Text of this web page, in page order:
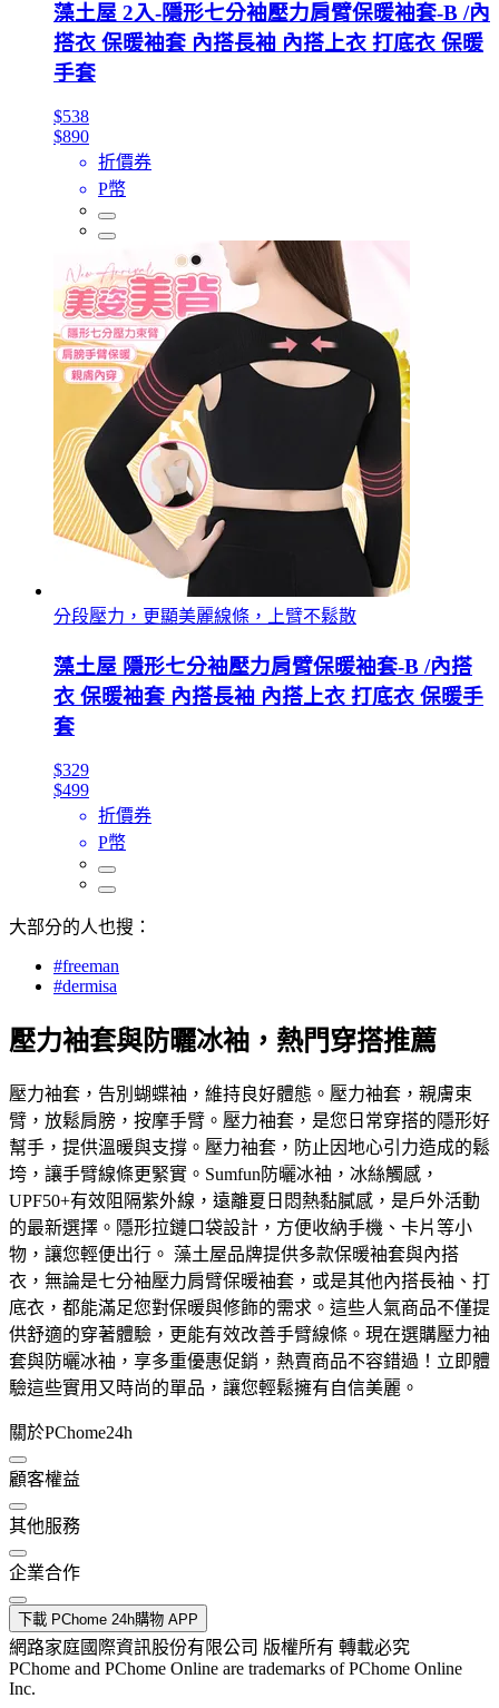
藻土屋 2入-隱形七分袖壓力肩臂保暖袖套-B /內
搭衣 保暖袖套 內搭長袖 內搭上衣 打底衣 保暖
手套
$538
$890
折價券
P幣
分段壓力，更顯美麗線條，上臂不鬆散
藻土屋 隱形七分袖壓力肩臂保暖袖套-B /內搭
衣 保暖袖套 內搭長袖 內搭上衣 打底衣 保暖手
套
$329
$499
折價券
P幣
大部分的人也搜：
#freeman
#dermisa
壓力袖套與防曬冰袖，熱門穿搭推薦
壓力袖套，告別蝴蝶袖，維持良好體態。壓力袖套，親膚束
臂，放鬆肩膀，按摩手臂。壓力袖套，是您日常穿搭的隱形好
幫手，提供溫暖與支撐。壓力袖套，防止因地心引力造成的鬆
垮，讓手臂線條更緊實。Sumfun防曬冰袖，冰絲觸感，
UPF50+有效阻隔紫外線，遠離夏日悶熱黏膩感，是戶外活動
的最新選擇。隱形拉鏈口袋設計，方便收納手機、卡片等小
物，讓您輕便出行。 藻土屋品牌提供多款保暖袖套與內搭
衣，無論是七分袖壓力肩臂保暖袖套，或是其他內搭長袖、打
底衣，都能滿足您對保暖與修飾的需求。這些人氣商品不僅提
供舒適的穿著體驗，更能有效改善手臂線條。現在選購壓力袖
套與防曬冰袖，享多重優惠促銷，熱賣商品不容錯過！立即體
驗這些實用又時尚的單品，讓您輕鬆擁有自信美麗。
關於PChome24h
顧客權益
其他服務
企業合作
下載 PChome 24h購物 APP
網路家庭國際資訊股份有限公司 版權所有 轉載必究
PChome and PChome Online are trademarks of PChome Online
Inc.